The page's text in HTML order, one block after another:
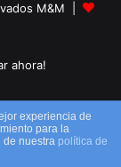
M&M |
ahora!
TikTok RSS
experiencia de
para la
de nuestra política de